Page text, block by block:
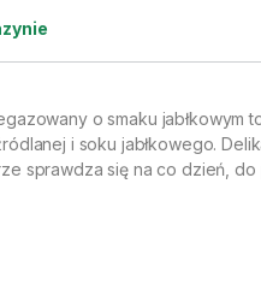
o smaku jabłkowym
i soku jabłkowego.
sprawdza się na co dzień, do